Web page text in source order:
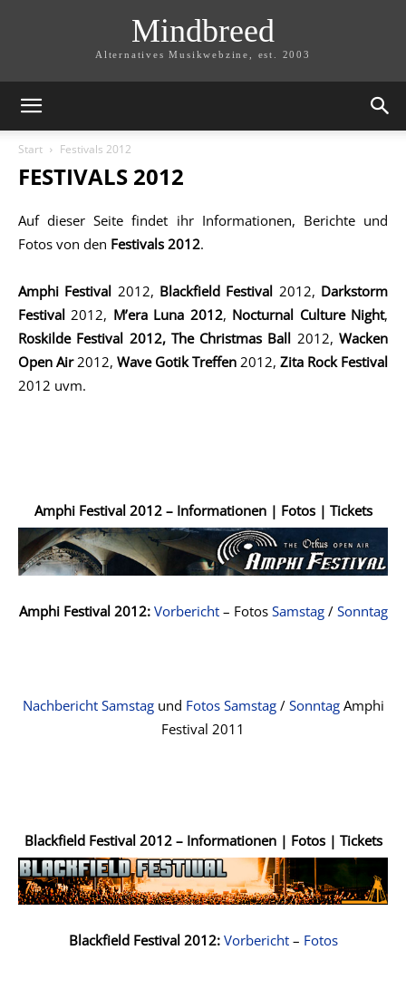
Mindbreed
Alternatives Musikwebzine, est. 2003
Start Festivals 2012
FESTIVALS 2012
Auf dieser Seite findet ihr Informationen, Berichte und
Fotos von den Festivals 2012.
Amphi Festival 2012, Blackfield Festival 2012, Darkstorm
Festival 2012, M’era Luna 2012, Nocturnal Culture Night,
Roskilde Festival 2012, The Christmas Ball 2012,Wacken
Open Air2012, Wave Gotik Treffen 2012, Zita Rock Festival
2012 uvm.
Amphi Festival 2012 – Informationen | Fotos | Tickets
Amphi Festival 2012: Vorbericht– Fotos Samstag/ Sonntag
Nachbericht Samstagund Fotos Samstag/ SonntagAmphi
Festival 2011
Blackfield Festival 2012 – Informationen | Fotos | Tickets
Blackfield Festival 2012: Vorbericht– Fotos